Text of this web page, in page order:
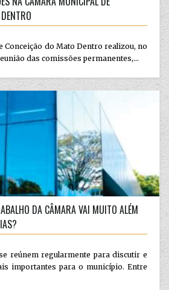
Conceição do Mato Dentro realizou, no
das comissões permanentes,...
DA CÂMARA VAI MUITO ALÉM
reúnem regularmente para discutir e
importantes para o município. Entre